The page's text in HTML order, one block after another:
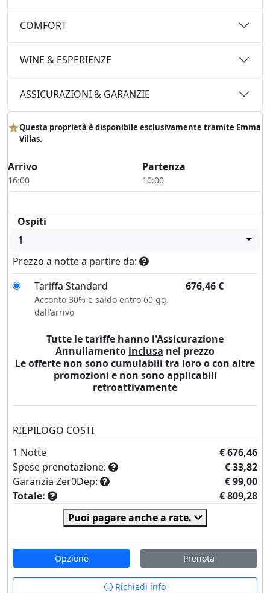
COMFORT
WINE & ESPERIENZE
ASSICURAZIONI & GARANZIE
Questa proprietà è disponibile esclusivamente tramite Emma
Villas.
Arrivo
16:00
Partenza
10:00
Ospiti
1
Prezzo a notte a partire da:
Tariffa Standard
676,46€
Acconto 30% e saldo entro 60 gg.
dall'arrivo
Tutte le tariffe hanno l'Assicurazione
Annullamento inclusa nel prezzo
Le offerte non sono cumulabili tra loro o con altre
promozioni e non sono applicabili
retroattivamente
RIEPILOGO COSTI
1 Notte
€ 676,46
Spese prenotazione:
€ 33,82
Garanzia Zer0Dep:
€ 99,00
Totale:
€ 809,28
Puoi pagare anche a rate.
Opzione Prenota
Richiedi info